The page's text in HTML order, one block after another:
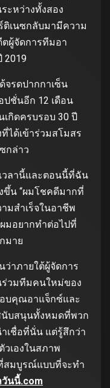
ะหว่างทั้งสอง
ติเนซกลับมามีความ
ผู้จัดการทีมอา
2019
จรดปากกาเซ็น
ชั่นอีก 12 เดือน
กิดครบรอบ 30 ปี
ที่ได้เข้าร่วมสโมสร
กล่าว
วลานี้และตอนนี้ที่ฉัน
ขึ้น “ผมโชคดีมากที่
มสําเร็จในอาชีพ
มอยากทําต่อไปที่
มาย
ว่าภายใต้ผู้จัดการ
วมทีมคนใหม่ของ
อบคุณอาแจ็กซ์และ
นับสนุนทั้งหมดที่พวก
เชื่อที่นั่น แต่รู้สึกว่า
เองในสภาพ
สมบูรณ์แบบที่จะทํา
นนี้.com